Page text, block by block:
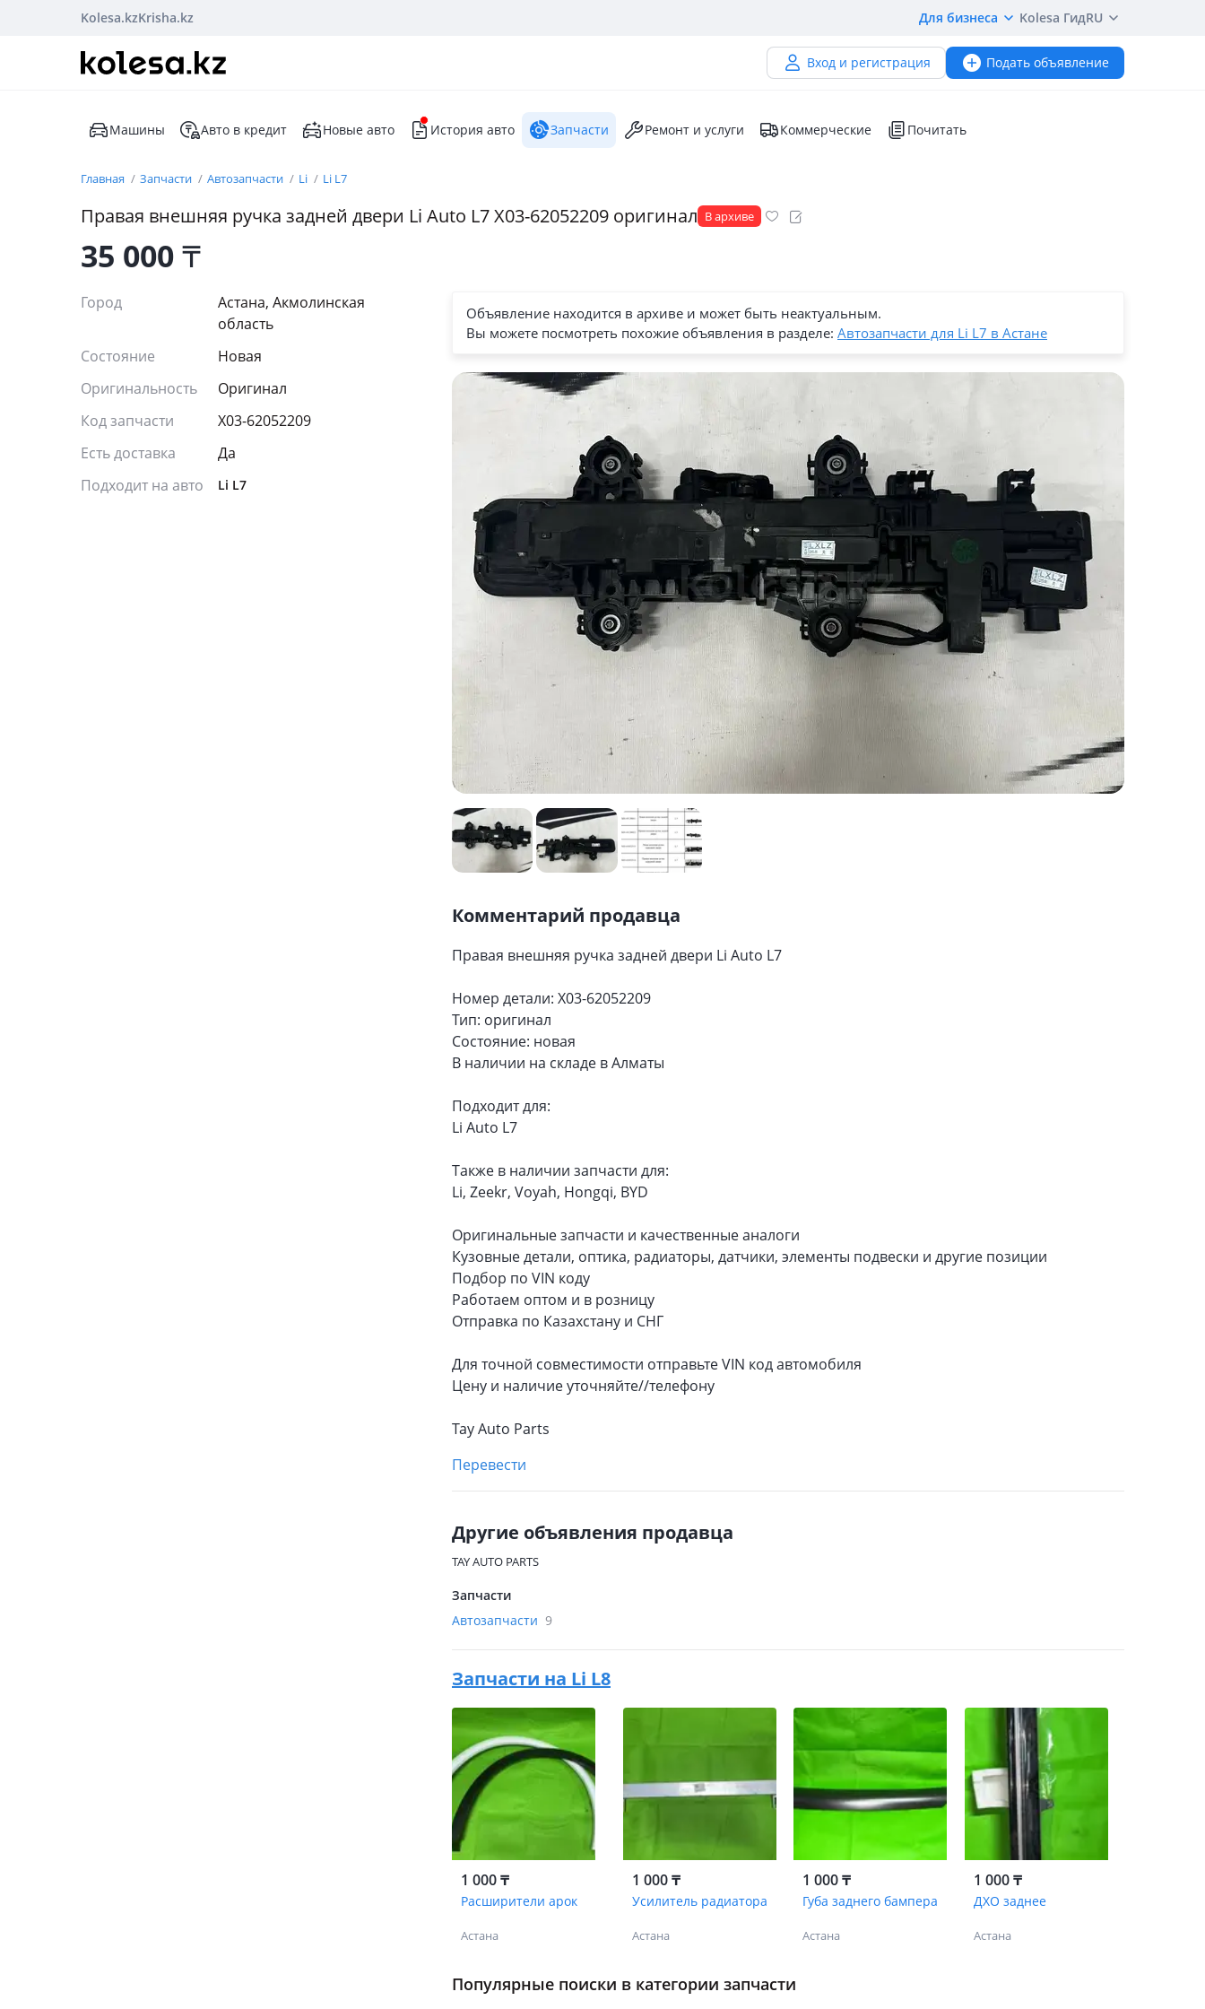
Kolesa.kzKrisha.kz Для бизнеса Kolesa ГидRU
Вход и регистрация Подать объявление
Машины Авто в кредит Новые авто История авто Запчасти Ремонт и услуги Коммерческие Почитать
Главная Запчасти Автозапчасти Li Li L7
Правая внешняя ручка задней двери Li Auto L7 X03-62052209 оригинал В архиве
35 000₸
Город
Астана, Акмолинская
область
Состояние
Новая
Оригинальность
Оригинал
Код запчасти
X03-62052209
Есть доставка
Да
Подходит на авто
Li L7
Объявление находится в архиве и может быть неактуальным.
Вы можете посмотреть похожие объявления в разделе: Автозапчасти для Li L7 в Астане
Комментарий продавца
Правая внешняя ручка задней двери Li Auto L7
Номер детали: X03-62052209
Тип: оригинал
Состояние: новая
В наличии на складе в Алматы
Подходит для:
Li Auto L7
Также в наличии запчасти для:
Li, Zeekr, Voyah, Hongqi, BYD
Оригинальные запчасти и качественные аналоги
Кузовные детали, оптика, радиаторы, датчики, элементы подвески и другие позиции
Подбор по VIN коду
Работаем оптом и в розницу
Отправка по Казахстану и СНГ
Для точной совместимости отправьте VIN код автомобиля
Цену и наличие уточняйте//телефону
Tay Auto Parts
Перевести
Другие объявления продавца
TAY AUTO PARTS
Запчасти
Автозапчасти 9
Запчасти на Li L8
1 000 ₸
Расширители арок
Астана
1 000 ₸
Усилитель радиатора
Астана
1 000 ₸
Губа заднего бампера
Астана
1 000 ₸
ДХО заднее
Астана
Популярные поиски в категории запчасти